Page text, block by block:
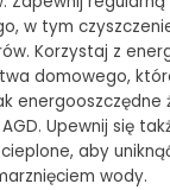
w tym
Korzystaj z
domowego,
energooszczędne
Upewnij się
aby
wody.